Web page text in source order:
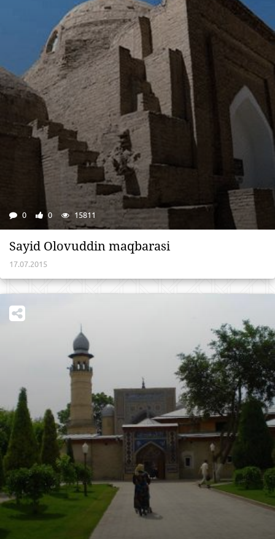
0 0 15811
Sayid Olovuddin maqbarasi
17.07.2015